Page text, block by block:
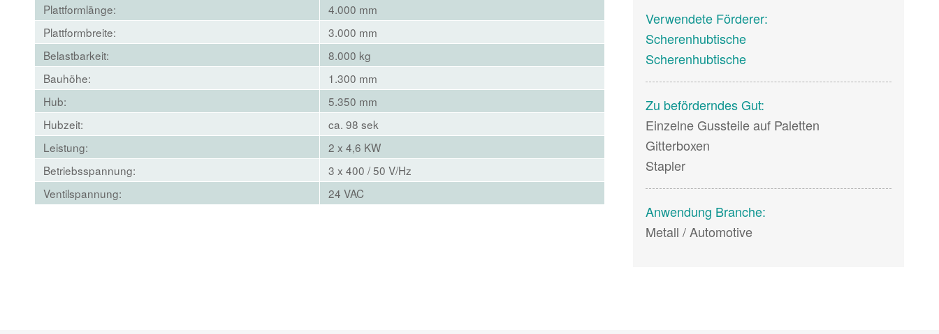
Plattformlänge:
4.000 mm
Plattformbreite:
3.000 mm
Belastbarkeit:
8.000 kg
Bauhöhe:
1.300 mm
Hub:
5.350 mm
Hubzeit:
ca. 98 sek
Leistung:
2 x 4,6 KW
Betriebsspannung:
3 x 400 / 50 V/Hz
Ventilspannung:
24 VAC
Verwendete Förderer:
Scherenhubtische
Scherenhubtische
Zu beförderndes Gut:
Einzelne Gussteile auf Paletten
Gitterboxen
Stapler
Anwendung Branche:
Metall / Automotive